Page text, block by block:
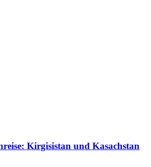
Kirgisistan und Kasachstan